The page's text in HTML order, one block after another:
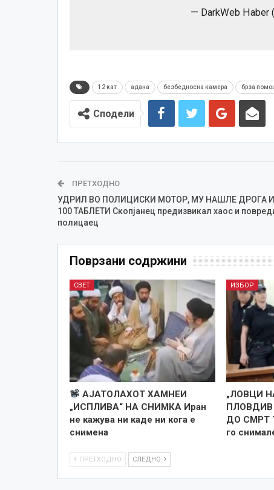
— DarkWeb Haber
12 кат адана безбедносна камера брза
Сподели
ПРЕТХОДНО
УДРИЛ ВО ПОЛИЦИСКИ МОТОР, МУ НАШЛЕ ДРОГА И
100 ТАБЛЕТИ Скопјанец предизвикал хаос и
полицаец
Поврзани содржини
СВЕТ
АЈАТОЛАХОТ ХАМНЕИ
„ИСПЛИВА“ НА СНИМКА Иран
не кажува ни каде ни кога е
снименa
ИЗБОР
„ЛОВЦИ
ДО СМРТ
го
ПРЕТХОДНО СЛЕДНО